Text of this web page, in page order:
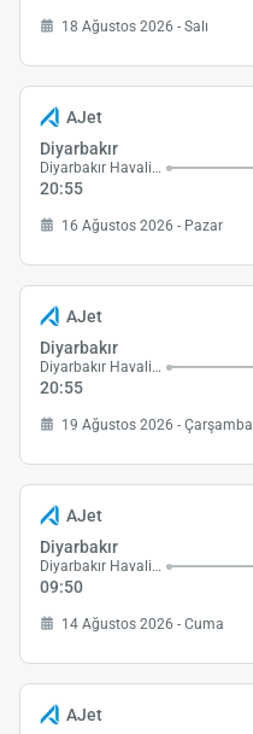
18 Ağustos 2026 - Salı
AJet
Diyarbakır
Diyarbakır Havalimanı
20:55
16 Ağustos 2026 - Pazar
AJet
Diyarbakır
Diyarbakır Havalimanı
20:55
19 Ağustos 2026 - Çarşamba
AJet
Diyarbakır
Diyarbakır Havalimanı
09:50
14 Ağustos 2026 - Cuma
AJet